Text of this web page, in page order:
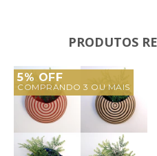
PRODUTOS
5% OFF
COMPRANDO 3 OU MAIS